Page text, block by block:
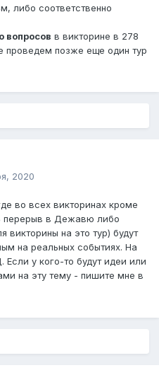
либо соответственно
вопросов в викторине в 278
проведем позже еще один тур
2020
во всех викторинах кроме
перерыв в Дежавю либо
на это тур) будут
на реальных событиях. На
у кого-то будут идеи или
на эту тему - пишите мне в